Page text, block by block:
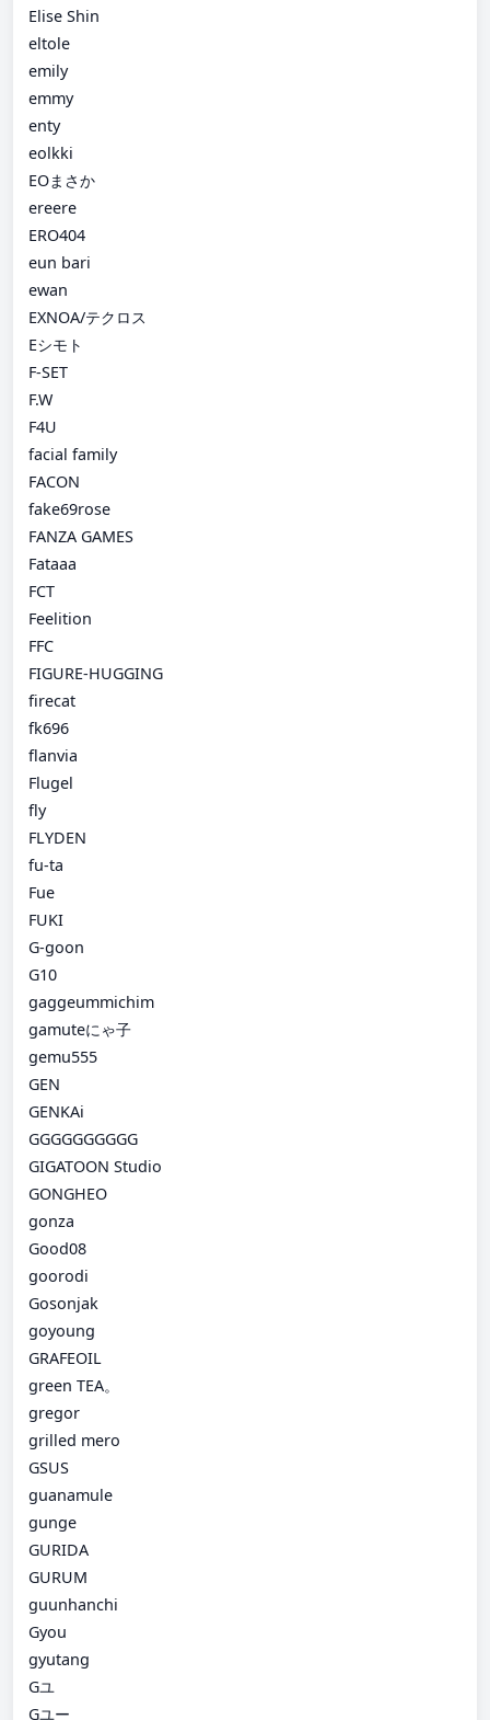
Elise Shin
eltole
emily
emmy
enty
eolkki
EOまさか
ereere
ERO404
eun bari
ewan
EXNOA/テクロス
Eシモト
F-SET
F.W
F4U
facial family
FACON
fake69rose
FANZA GAMES
Fataaa
FCT
Feelition
FFC
FIGURE-HUGGING
firecat
fk696
flanvia
Flugel
fly
FLYDEN
fu-ta
Fue
FUKI
G-goon
G10
gaggeummichim
gamuteにゃ子
gemu555
GEN
GENKAi
GGGGGGGGGG
GIGATOON Studio
GONGHEO
gonza
Good08
goorodi
Gosonjak
goyoung
GRAFEOIL
green TEA。
gregor
grilled mero
GSUS
guanamule
gunge
GURIDA
GURUM
guunhanchi
Gyou
gyutang
Gユ
Gユー